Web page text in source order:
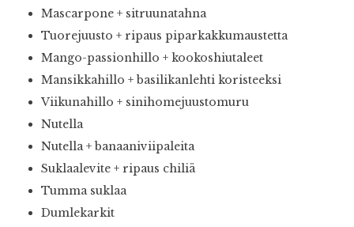
Mascarpone + sitruunatahna
Tuorejuusto + ripaus piparkakkumaustetta
Mango-passionhillo + kookoshiutaleet
Mansikkahillo + basilikanlehti koristeeksi
Viikunahillo + sinihomejuustomuru
Nutella
Nutella + banaaniviipaleita
Suklaalevite + ripaus chiliä
Tumma suklaa
Dumlekarkit